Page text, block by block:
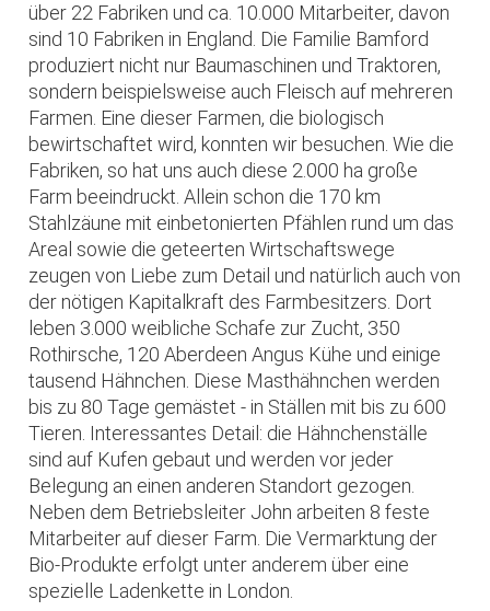
über 22 Fabriken und ca. 10.000 Mitarbeiter, davon
sind 10 Fabriken in England. Die Familie Bamford
produziert nicht nur Baumaschinen und Traktoren,
sondern beispielsweise auch Fleisch auf mehreren
Farmen. Eine dieser Farmen, die biologisch
bewirtschaftet wird, konnten wir besuchen. Wie die
Fabriken, so hat uns auch diese 2.000 ha große
Farm beeindruckt. Allein schon die 170 km
Stahlzäune mit einbetonierten Pfählen rund um das
Areal sowie die geteerten Wirtschaftswege
zeugen von Liebe zum Detail und natürlich auch von
der nötigen Kapitalkraft des Farmbesitzers. Dort
leben 3.000 weibliche Schafe zur Zucht, 350
Rothirsche, 120 Aberdeen Angus Kühe und einige
tausend Hähnchen. Diese Masthähnchen werden
bis zu 80 Tage gemästet - in Ställen mit bis zu 600
Tieren. Interessantes Detail: die Hähnchenställe
sind auf Kufen gebaut und werden vor jeder
Belegung an einen anderen Standort gezogen.
Neben dem Betriebsleiter John arbeiten 8 feste
Mitarbeiter auf dieser Farm. Die Vermarktung der
Bio-Produkte erfolgt unter anderem über eine
spezielle Ladenkette in London.